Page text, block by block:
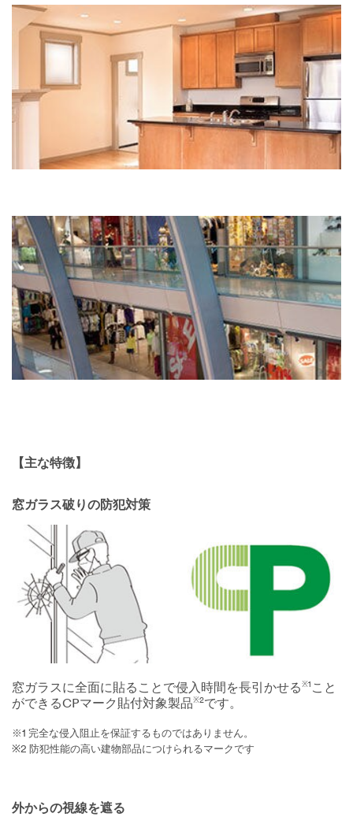
【主な特徴】
窓ガラス破りの防犯対策
窓ガラスに全面に貼ることで侵入時間を長引かせる ※1 こと
ができるCPマーク貼付対象製品※2です。
※1 完全な侵入阻止を保証するものではありません。
※2 防犯性能の高い建物部品につけられるマークです
外からの視線を遮る